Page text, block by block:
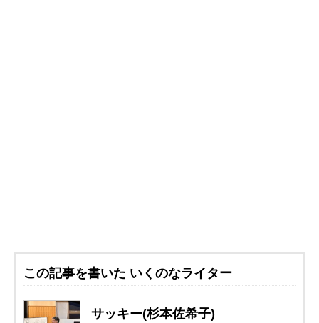
この記事を書いた いくのなライター
サッキー(杉本佐希子)